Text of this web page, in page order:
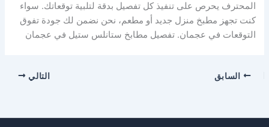
المحترف يحرص على تنفيذ كل تفصيل بدقة لتلبية توقعاتك. سواء
كنت تجهز مطبخ منزل جديد أو مطعم، نحن نضمن لك جودة تفوق
التوقعات في عجمان. تفصيل مطابخ ستانلس ستيل في عجمان
السابق التالي